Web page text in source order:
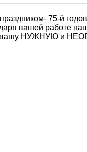
75-й
вашей работе
вашу НУЖНУЮ и